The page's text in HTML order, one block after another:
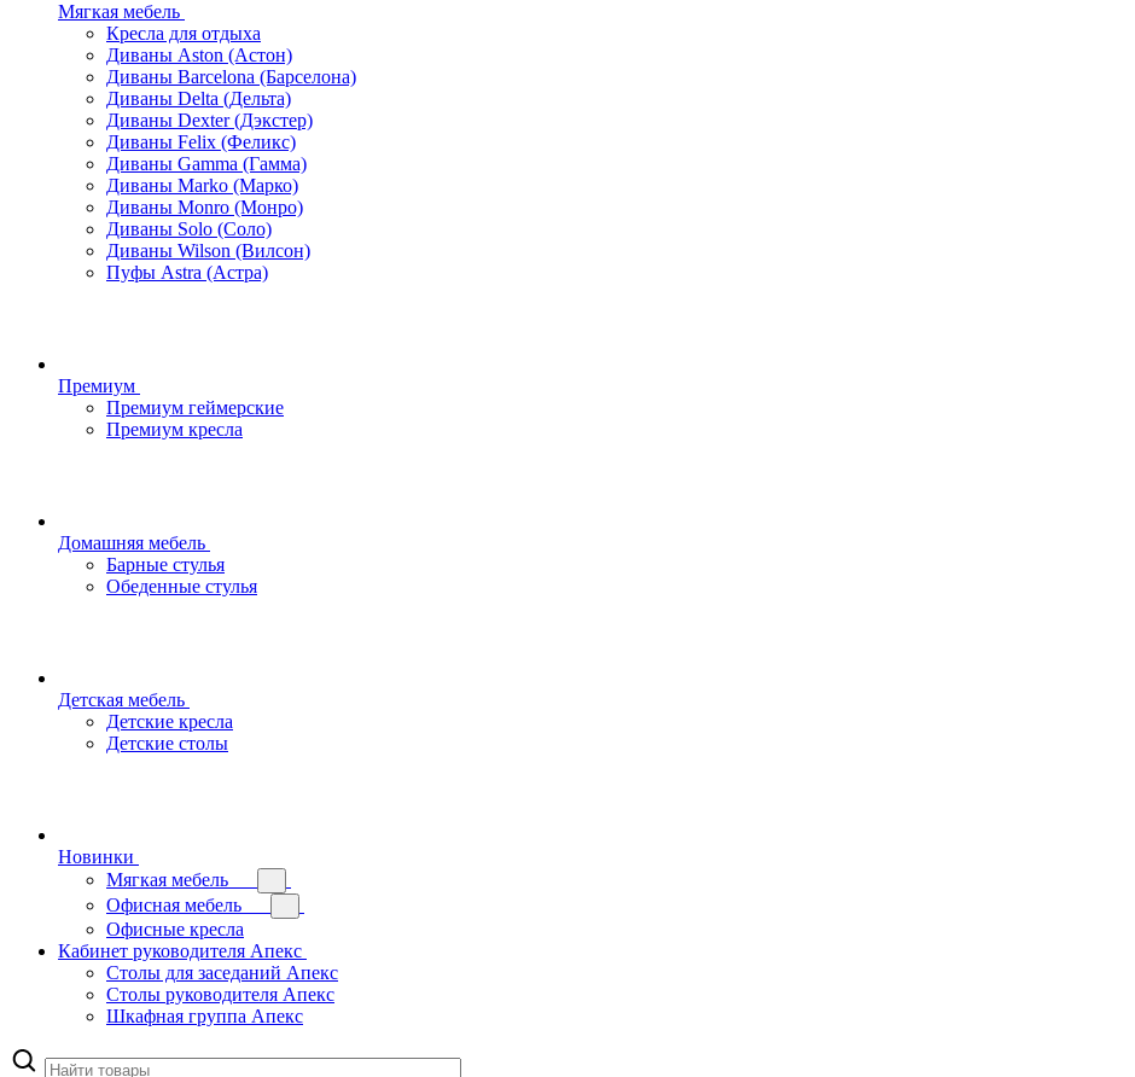
Мягкая мебель
Кресла для отдыха
Диваны Aston (Астон)
Диваны Barcelona (Барселона)
Диваны Delta (Дельта)
Диваны Dexter (Дэкстер)
Диваны Felix (Феликс)
Диваны Gamma (Гамма)
Диваны Marko (Марко)
Диваны Monro (Монро)
Диваны Solo (Соло)
Диваны Wilson (Вилсон)
Пуфы Astra (Астра)
Премиум
Премиум геймерские
Премиум кресла
Домашняя мебель
Барные стулья
Обеденные стулья
Детская мебель
Детские кресла
Детские столы
Новинки
Мягкая мебель
Офисная мебель
Офисные кресла
Кабинет руководителя Апекс
Столы для заседаний Апекс
Столы руководителя Апекс
Шкафная группа Апекс